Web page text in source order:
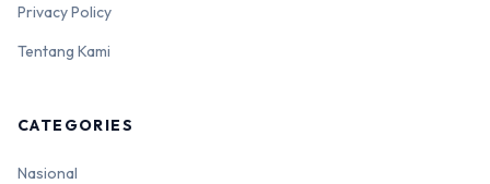
Privacy Policy
Tentang Kami
CATEGORIES
Nasional